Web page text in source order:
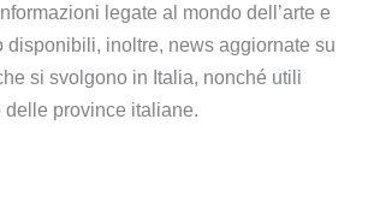
legate al mondo dell’arte e
disponibili, inoltre, news aggiornate su
si svolgono in Italia, nonché utili
province italiane.